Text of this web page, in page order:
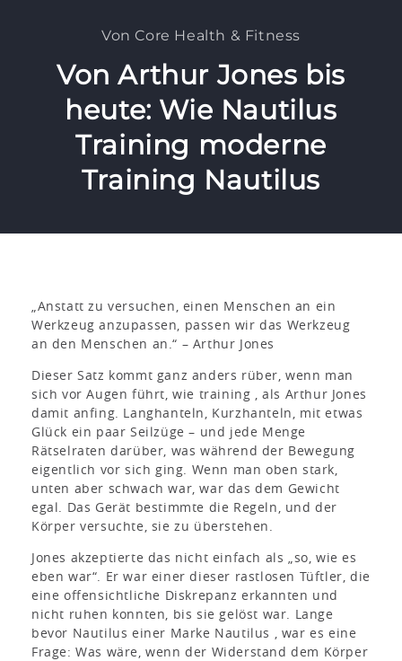
Von Core Health & Fitness
Von Arthur Jones bis
heute: Wie Nautilus
Training moderne
Training Nautilus
„Anstatt zu versuchen, einen Menschen an ein
Werkzeug anzupassen, passen wir das Werkzeug
an den Menschen an.“ – Arthur Jones
Dieser Satz kommt ganz anders rüber, wenn man
sich vor Augen führt, wie training , als Arthur Jones
damit anfing. Langhanteln, Kurzhanteln, mit etwas
Glück ein paar Seilzüge – und jede Menge
Rätselraten darüber, was während der Bewegung
eigentlich vor sich ging. Wenn man oben stark,
unten aber schwach war, war das dem Gewicht
egal. Das Gerät bestimmte die Regeln, und der
Körper versuchte, sie zu überstehen.
Jones akzeptierte das nicht einfach als „so, wie es
eben war“. Er war einer dieser rastlosen Tüftler, die
eine offensichtliche Diskrepanz erkannten und
nicht ruhen konnten, bis sie gelöst war. Lange
bevor Nautilus einer Marke Nautilus , war es eine
Frage: Was wäre, wenn der Widerstand dem Körper